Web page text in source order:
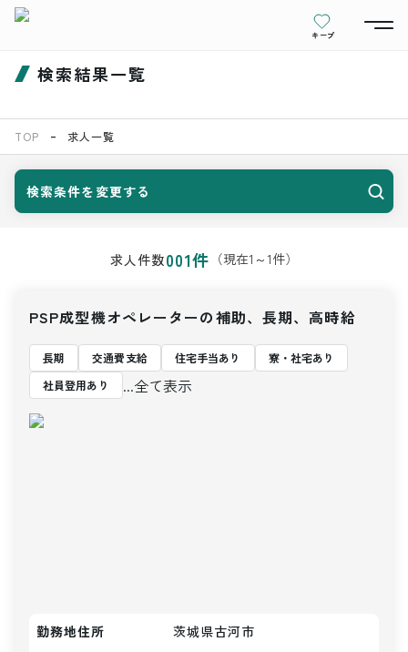
キープ
検索結果一覧
TOP 求人一覧
検索条件を変更する
求人件数001件 （現在1 ～1件）
PSP成型機オペレーターの補助、長期、高時給
長期 交通費支給 住宅手当あり
寮・社宅あり
社員登用あり
...全て表示
勤務地住所
茨城県古河市